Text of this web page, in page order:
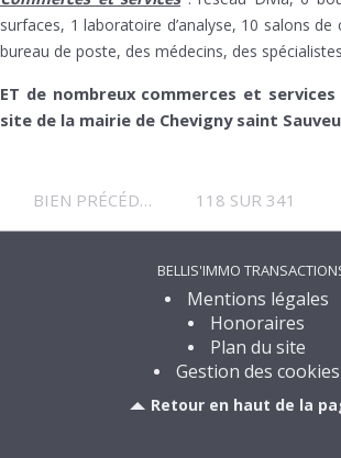
surfaces, 1 laboratoire d’analyse, 10 salons de
bureau de poste, des médecins, des
ET de nombreux commerces et
site de la mairie de Chevigny saint
BIEN PRÉCÉDENT 118 SUR 341
BELLIS'IMMO
Mentions légales
Honoraires
Plan du site
Gestion des cookies
Retour en haut de la